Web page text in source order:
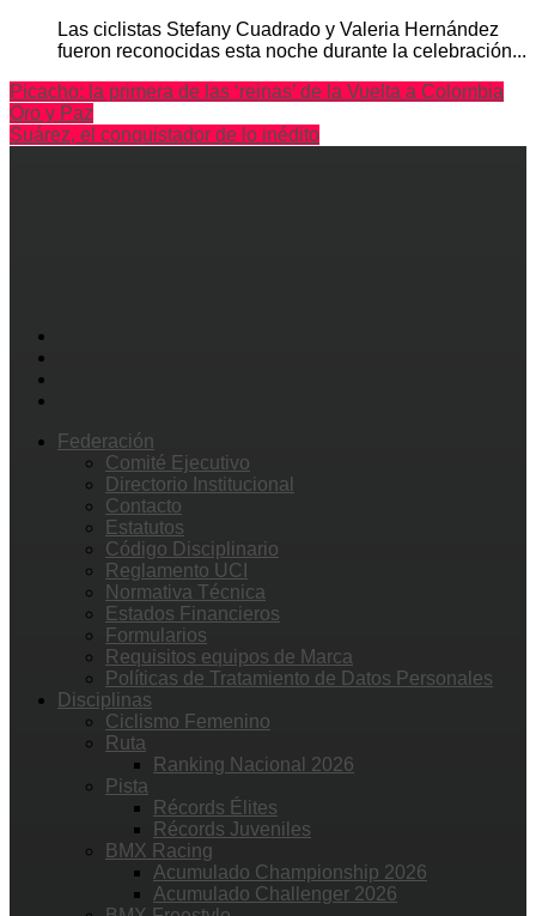
Las ciclistas Stefany Cuadrado y Valeria Hernández
fueron reconocidas esta noche durante la celebración...
Picacho: la primera de las ‘reinas’ de la Vuelta a Colombia
Oro y Paz
Suárez, el conquistador de lo inédito
Federación
Comité Ejecutivo
Directorio Institucional
Contacto
Estatutos
Código Disciplinario
Reglamento UCI
Normativa Técnica
Estados Financieros
Formularios
Requisitos equipos de Marca
Políticas de Tratamiento de Datos Personales
Disciplinas
Ciclismo Femenino
Ruta
Ranking Nacional 2026
Pista
Récords Élites
Récords Juveniles
BMX Racing
Acumulado Championship 2026
Acumulado Challenger 2026